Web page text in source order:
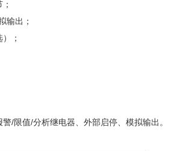
输出；
；
/限值/分析继电器、外部启停、模拟输出。